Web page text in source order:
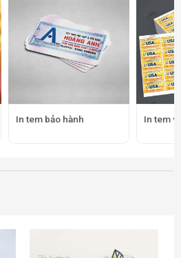
In tem bảo hành In tem